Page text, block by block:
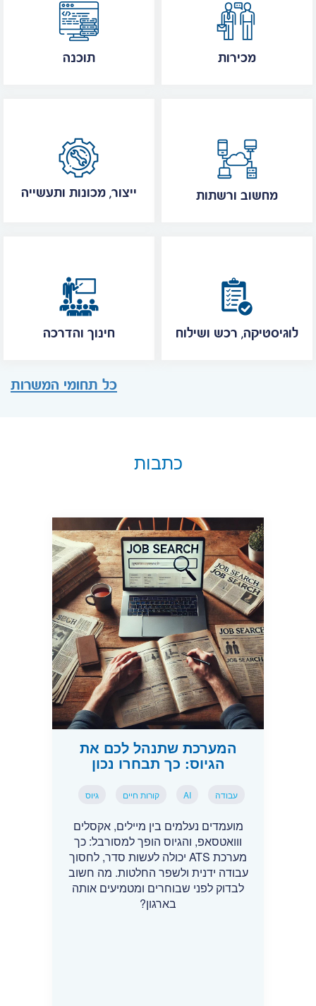
תוכנה מכירות
ייצור, מכונות ותעשייה מחשוב ורשתות
חינוך והדרכה לוגיסטיקה, רכש ושילוח
כל תחומי המשרות
כתבות
המערכת שתנהל לכם את
הגיוס: כך תבחרו נכון
עבודה AI קורות חיים גיוס
מועמדים נעלמים בין מיילים, אקסלים
ווואטסאפ, והגיוס הופך למסורבל: כך
מערכת ATS יכולה לעשות סדר, לחסוך
עבודה ידנית ולשפר החלטות. מה חשוב
לבדוק לפני שבוחרים ומטמיעים אותה
בארגון?